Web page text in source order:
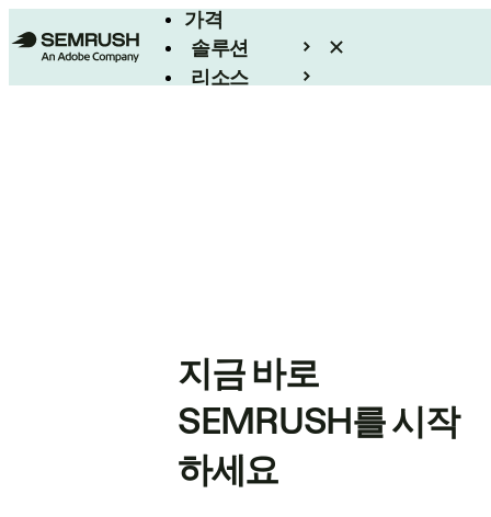
가격
솔루션
리소스
지금 바로
SEMRUSH를 시작
하세요